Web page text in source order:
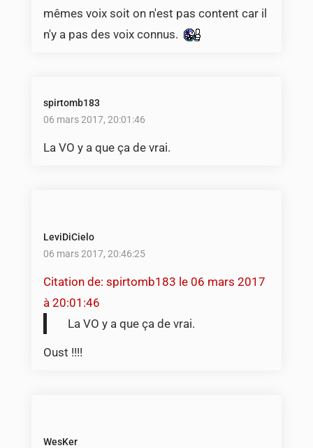
mêmes voix soit on n'est pas content car il
n'y a pas des voix connus.
spirtomb183
06 mars 2017, 20:01:46
La VO y a que ça de vrai.
LeviDiCielo
06 mars 2017, 20:46:25
Citation de: spirtomb183 le 06 mars 2017
à 20:01:46
La VO y a que ça de vrai.
Oust !!!!
WesKer